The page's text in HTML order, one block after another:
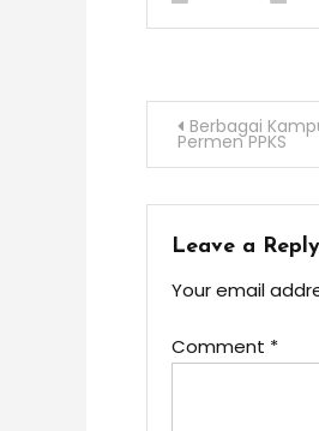
PostBerbagai
Permen PPKS
Leave a Reply
Your email
Comment *